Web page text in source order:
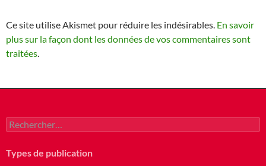
Ce site utilise Akismet pour réduire les indésirables. En savoir
plus sur la façon dont les données de vos commentaires sont
traitées
Rechercher :
Types de publication